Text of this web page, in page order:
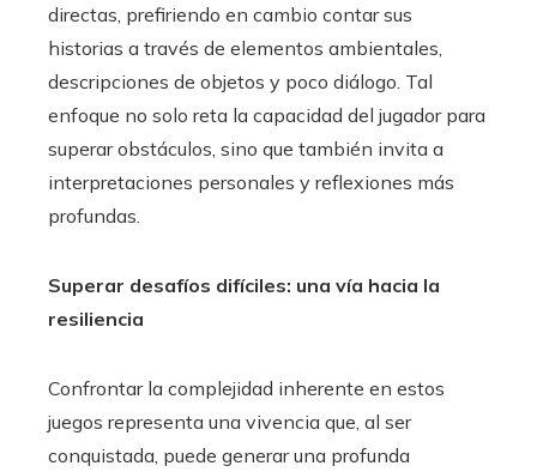
directas, prefiriendo en cambio contar sus
historias a través de elementos ambientales,
descripciones de objetos y poco diálogo. Tal
enfoque no solo reta la capacidad del jugador para
superar obstáculos, sino que también invita a
interpretaciones personales y reflexiones más
profundas.
Superar desafíos difíciles: una vía hacia la
resiliencia
Confrontar la complejidad inherente en estos
juegos representa una vivencia que, al ser
conquistada, puede generar una profunda